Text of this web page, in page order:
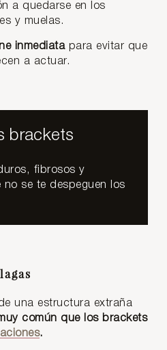
a quedarse en los
y muelas.
inmediatapara evitar que
a actuar.
brackets
fibrosos y
se te despeguen los
una estructura extraña
común que los brackets
.